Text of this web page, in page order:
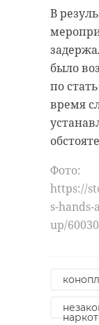
В
было
по
время
Фото:
https://
s-
up/
по
также
Тосно.
машины
https://